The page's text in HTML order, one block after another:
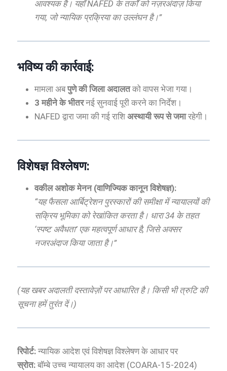
आवश्यक है। यहाँ NAFED के तर्कों को नज़रअंदाज़ किया
गया, जो न्यायिक प्रक्रिया का उल्लंघन है।”
भविष्य की कार्रवाई:
मामला अबपुणे की जिला अदालतको वापस भेजा गया।
3 महीने के भीतरनई सुनवाई पूरी करने का निर्देश।
NAFED द्वारा जमा की गई राशि अस्थायी रूप से जमारहेगी।
विशेषज्ञ विश्लेषण:
वकील अशोक मेनन (वाणिज्यिक कानून विशेषज्ञ):
“यह फैसला आर्बिट्रेशन पुरस्कारों की समीक्षा में न्यायालयों की
सक्रिय भूमिका को रेखांकित करता है। धारा 34 के तहत
‘स्पष्ट अवैधता’ एक महत्वपूर्ण आधार है, जिसे अक्सर
नजरअंदाज किया जाता है।”
(यह खबर अदालती दस्तावेज़ों पर आधारित है। किसी भी त्रुटि की
सूचना हमें तुरंत दें।)
रिपोर्ट: न्यायिक आदेश एवं विशेषज्ञ विश्लेषण के आधार पर
स्रोत: बॉम्बे उच्च न्यायालय का आदेश (COARA-15-2024)